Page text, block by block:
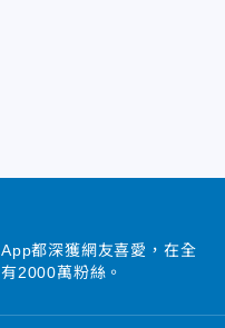
都深獲網友喜愛，在全
2000萬粉絲。